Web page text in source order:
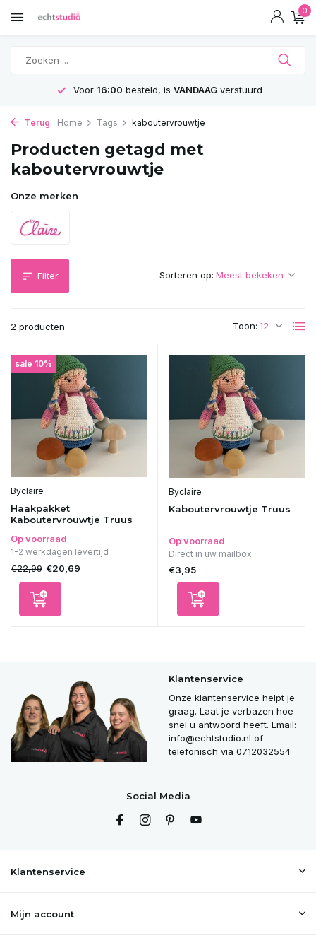
0
Voor 16:00 besteld, is VANDAAGverstuurd
Terug Home Tags kaboutervrouwtje
Producten getagd met
kaboutervrouwtje
Onze merken
Filter
2 producten Toon:
Sorteren op:
sale 10%
Byclaire
Haakpakket
Kaboutervrouwtje Truus
Op voorraad
1-2 werkdagen levertijd
€22,99 €20,69
Byclaire
Kaboutervrouwtje Truus
Op voorraad
Direct in uw mailbox
€3,95
Klantenservice
Onze klantenservice helpt je
graag. Laat je verbazen hoe
snel u antwoord heeft. Email:
info@echtstudio.nl of
telefonisch via 0712032554
Social Media
Klantenservice
Mijn account